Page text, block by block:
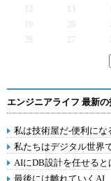
12
13
19
20
26
27
エンジニアライフ 最新の
私は技術屋だ-便利に
私たちはデジタル世界
AIにDB設計を任せると
最後には離れていくAI